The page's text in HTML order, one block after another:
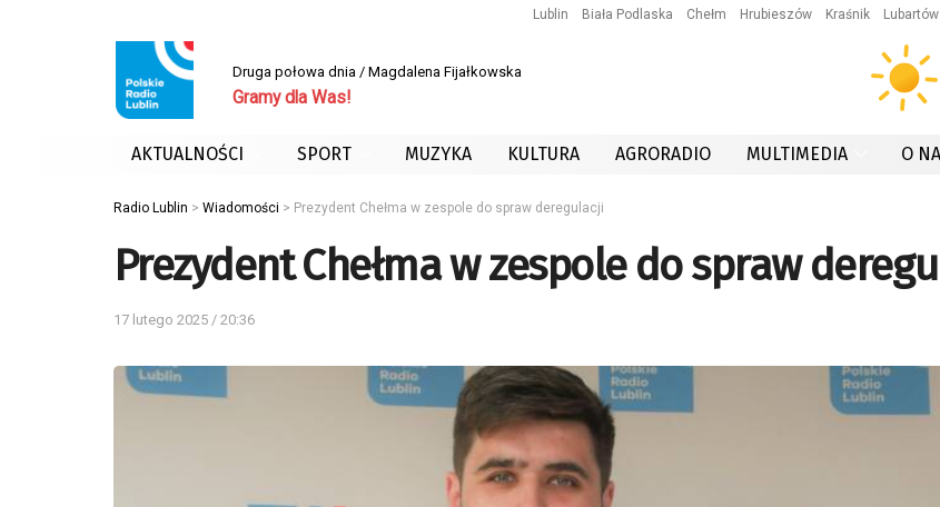
Lublin Biała Podlaska Chełm Hrubieszów Kraśnik Lubartów
Druga połowa dnia / Magdalena Fijałkowska
Gramy dla Was!
AKTUALNOŚCI SPORT MUZYKA KULTURA AGRORADIO MULTIMEDIA O
Radio Lublin > Wiadomości > Prezydent Chełma w zespole do spraw deregulacji
Prezydent Chełma w zespole do spraw
17 lutego 2025 / 20:36